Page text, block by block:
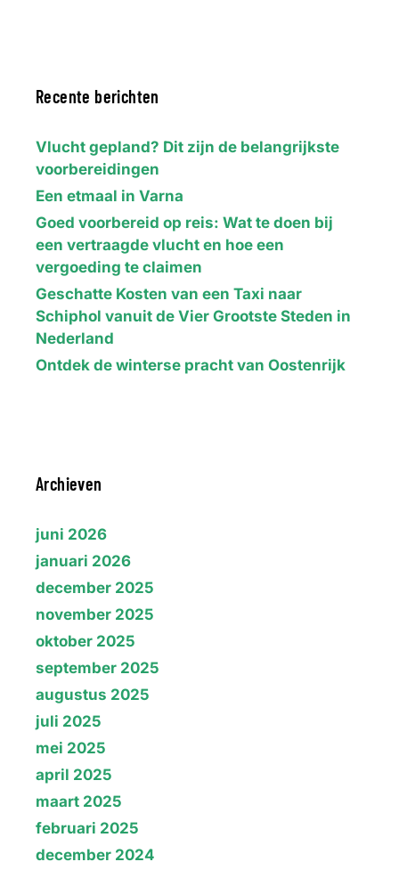
Recente berichten
Vlucht gepland? Dit zijn de belangrijkste
voorbereidingen
Een etmaal in Varna
Goed voorbereid op reis: Wat te doen bij
een vertraagde vlucht en hoe een
vergoeding te claimen
Geschatte Kosten van een Taxi naar
Schiphol vanuit de Vier Grootste Steden in
Nederland
Ontdek de winterse pracht van Oostenrijk
Archieven
juni 2026
januari 2026
december 2025
november 2025
oktober 2025
september 2025
augustus 2025
juli 2025
mei 2025
april 2025
maart 2025
februari 2025
december 2024